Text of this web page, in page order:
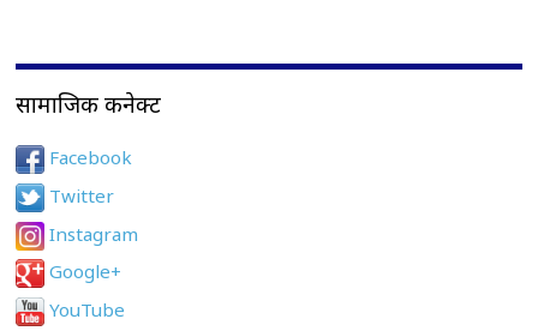
सामाजिक कनेक्ट
Facebook
Twitter
Instagram
Google+
YouTube